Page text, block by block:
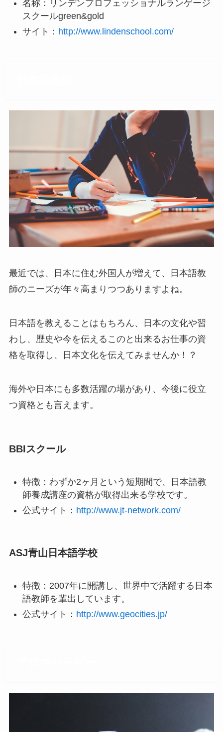
名称：リンデンプロフェッショナルランゲージ
スクールgreen&gold
サイト： http://www.lindenschool.com/
最近では、日本に住む外国人が増えて、日本語教
師のニーズが年々高まりつつありますよね。
日本語を教えることはもちろん、日本の文化や習
わし、歴史や今を伝えるこのと出来るお仕事の資
格を取得し、日本文化を伝えてみませんか！？
海外や日本にも多数活躍の場があり、今後に役立
つ資格とも言えます。
BBIスクール
特徴：わずか2ヶ月という短期間で、日本語教
師養成講座の資格が取得出来る学校です。
公式サイト： http://www.jt-network.com/
ASJ青山日本語学校
特徴：2007年に開講し、世界中で活躍する日本
語教師を輩出しています。
公式サイト： http://www.geocities.jp/